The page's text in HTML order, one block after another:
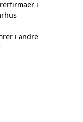
i
i andre